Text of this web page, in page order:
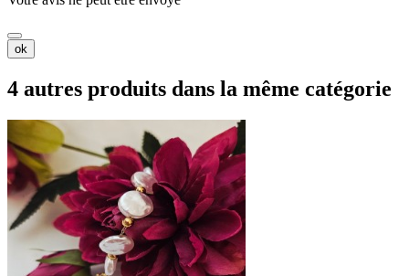
ok
4 autres produits dans la même catégorie